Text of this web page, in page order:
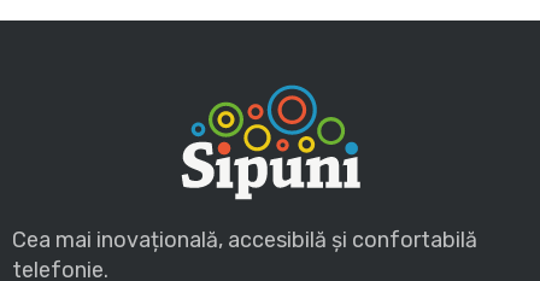
Cea mai inovațională, accesibilă și confortabilă
telefonie.